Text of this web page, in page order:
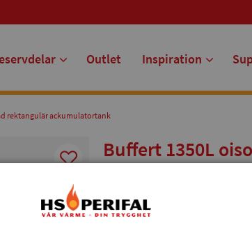
Outlet Inspiration
rektangulär ackumulatortank
Buffert 1350L
Buffert 1350L oisolerad
slinga.